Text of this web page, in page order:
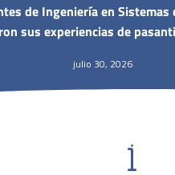
de Ingeniería en Sistemas
sus experiencias de
julio 30, 2026